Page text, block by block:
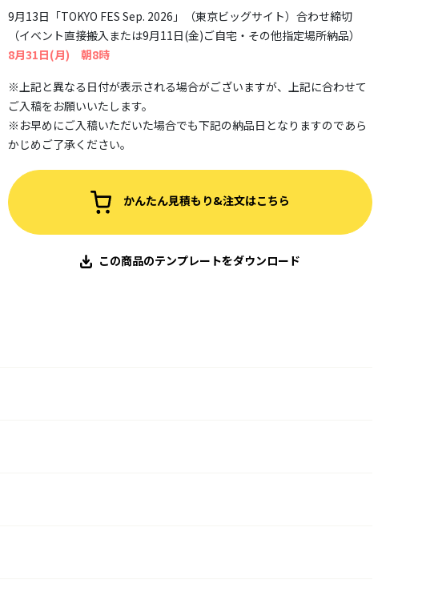
9月13日「TOKYO FES Sep. 2026」（東京ビッグサイト）合わせ締切
（イベント直接搬入または9月11日(金)ご自宅・その他指定場所納品）
8月31日(月) 朝8時
※上記と異なる日付が表示される場合がございますが、上記に合わせて
ご入稿をお願いいたします。
※お早めにご入稿いただいた場合でも下記の納品日となりますのであら
かじめご了承ください。
かんたん見積もり&注文はこちら
この商品のテンプレートをダウンロード